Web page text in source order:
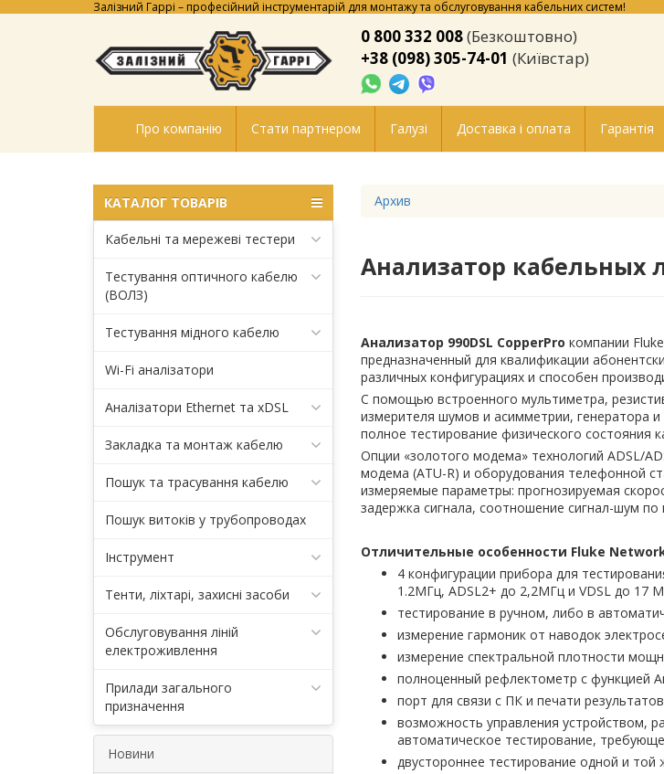
Залізний Гаррі – професійний інструментарій для монтажу та обслуговування кабельних систем!
0 800 332 008(Безкоштовно)
+38 (098) 305-74-01 (Київстар)
Про компанію Стати партнером Галузі Доставка і оплата Гарантія
КАТАЛОГ ТОВАРІВ
Кабельні та мережеві тестери
Тестування оптичного кабелю
(ВОЛЗ)
Тестування мідного кабелю
Wi-Fi аналізатори
Аналізатори Ethernet та xDSL
Закладка та монтаж кабелю
Пошук та трасування кабелю
Пошук витоків у трубопроводах
Інструмент
Тенти, ліхтарі, захисні засоби
Обслуговування ліній
електроживлення
Прилади загального
призначення
Новини
Архив
Анализатор кабельных
Анализатор 990DSL CopperPro компании
предназначенный для квалификации
различных конфигурациях и способен
С помощью встроенного мультиметра,
измерителя шумов и асимметрии, генератора
полное тестирование физического состояния
Опции «золотого модема» технологий ADSL/
модема (ATU-R) и оборудования телефонной
измеряемые параметры: прогнозируемая
задержка сигнала, соотношение сигнал-шум
Отличительные особенности Fluke
4 конфигурации прибора для
1.2МГц, ADSL2+ до 2,2МГц и VDSL до 17
тестирование в ручном, либо в
измерение гармоник от наводок
измерение спектральной плотности
полноценный рефлектометр с функцией
порт для связи с ПК и печати
возможность управления устройством,
автоматическое тестирование,
двустороннее тестирование одной и